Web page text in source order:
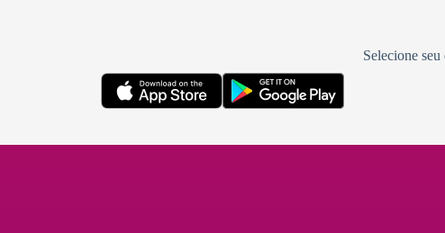
Selecione